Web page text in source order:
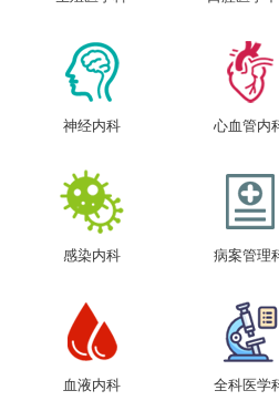
神经内科 心血管内
感染内科 病案管理
血液内科 全科医学